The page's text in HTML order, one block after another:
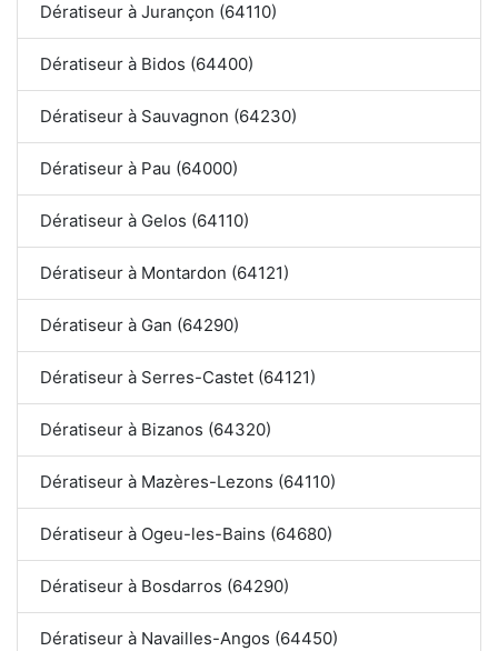
Dératiseur à Jurançon (64110)
Dératiseur à Bidos (64400)
Dératiseur à Sauvagnon (64230)
Dératiseur à Pau (64000)
Dératiseur à Gelos (64110)
Dératiseur à Montardon (64121)
Dératiseur à Gan (64290)
Dératiseur à Serres-Castet (64121)
Dératiseur à Bizanos (64320)
Dératiseur à Mazères-Lezons (64110)
Dératiseur à Ogeu-les-Bains (64680)
Dératiseur à Bosdarros (64290)
Dératiseur à Navailles-Angos (64450)